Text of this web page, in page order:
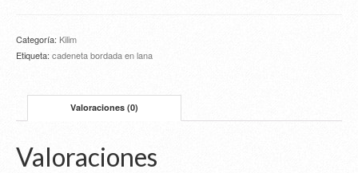
Categoría: Kilim
Etiqueta: cadeneta bordada en lana
Valoraciones (0)
Valoraciones